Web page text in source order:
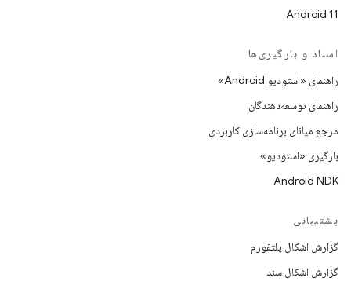
Android 11
اسناد و بارگیری‌ها
راهنمای «استودیو Android»
راهنمای توسعه‌دهندگان
مرجع میانای برنامه‌سازی کاربردی
بارگیری «استودیو»
Android NDK
پشتیبانی
گزارش اشکال پلتفورم
گزارش اشکال سند